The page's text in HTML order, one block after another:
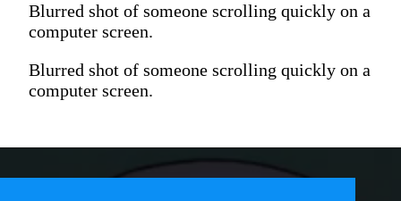
Blurred shot of someone scrolling quickly on a
computer screen.
Blurred shot of someone scrolling quickly on a
computer screen.